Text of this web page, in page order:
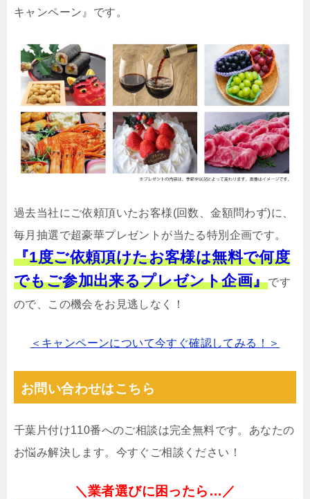
キャンペーン』です。
過去当社にご依頼頂いたお客様(回数、金額問わず)に、
毎月抽選で超豪華プレゼントが当たる特別企画です。
『1度ご依頼頂けたお客様は無料で何度
でもご参加出来るプレゼント企画』です
ので、この機会をお見逃しなく！
＜キャンペーンについて今すぐ確認してみる！＞
お問い合わせはこちら
千葉片付け110番へのご相談は完全無料です。あなたの
お悩み解決します。今すぐご相談ください！
＼業者選びに困ったら…／